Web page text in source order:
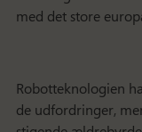
med det store
Robotteknologien
de udfordringer,